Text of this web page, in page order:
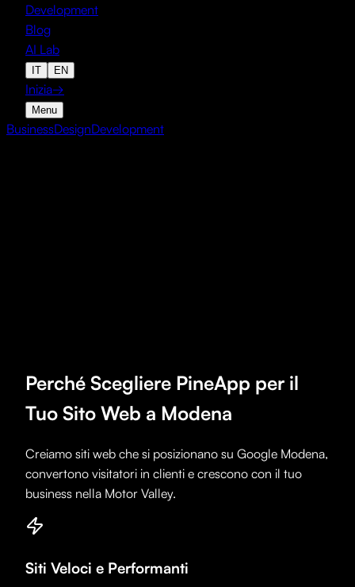
Development
Blog
AI Lab
IT EN
Inizia→
Menu
BusinessDesignDevelopment
Perché Scegliere PineApp per il
Tuo Sito Web a Modena
Creiamo siti web che si posizionano su Google Modena,
convertono visitatori in clienti e crescono con il tuo
business nella Motor Valley.
Siti Veloci e Performanti